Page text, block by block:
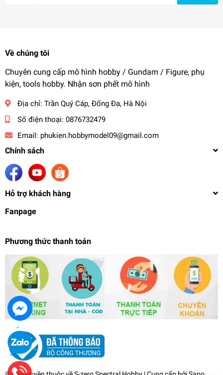
Về chúng tôi
Chuyên cung cấp mô hình hobby / Gundam / Figure, phụ
kiện, tools hobby. Nhận sơn phết mô hình
Địa chỉ: Trần Quý Cáp, Đống Đa, Hà Nội
Số điện thoại: 0876732479
Email: phukien.hobbymodel09@gmail.com
Chính sách
Hỗ trợ khách hàng
Fanpage
Phương thức thanh toán
Máy khoan bắt vặn vít đa năng cầm tay 4.2V
Komax
199.000₫